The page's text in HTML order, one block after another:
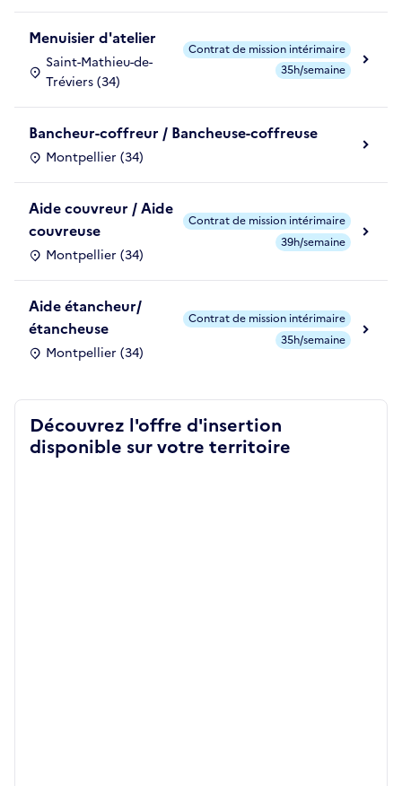
Menuisier d'atelier
Saint-Mathieu-de-
Tréviers (34)
Contrat de mission intérimaire
35h/semaine
Bancheur-coffreur / Bancheuse-coffreuse
Montpellier (34)
Aide couvreur / Aide
couvreuse
Montpellier (34)
Contrat de mission intérimaire
39h/semaine
Aide étancheur/
étancheuse
Montpellier (34)
Contrat de mission intérimaire
35h/semaine
Découvrez l'offre d'insertion
disponible sur votre territoire